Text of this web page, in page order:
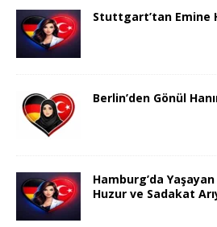
Stuttgart’tan Emine
Berlin’den Gönül
Hamburg’da
Huzur ve Sadakat